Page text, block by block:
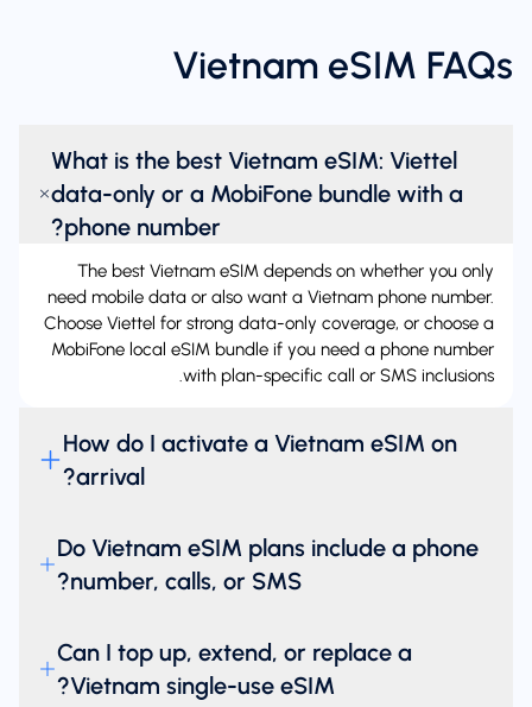
Vietnam eSIM FAQs
What is the best Vietnam eSIM: Viettel
data-only or a MobiFone bundle with a
phone number?
The best Vietnam eSIM depends on whether you only
need mobile data or also want a Vietnam phone number.
Choose Viettel for strong data-only coverage, or choose a
MobiFone local eSIM bundle if you need a phone number
with plan-specific call or SMS inclusions.
How do I activate a Vietnam eSIM on
arrival?
Do Vietnam eSIM plans include a phone
number, calls, or SMS?
Can I top up, extend, or replace a
Vietnam single-use eSIM?